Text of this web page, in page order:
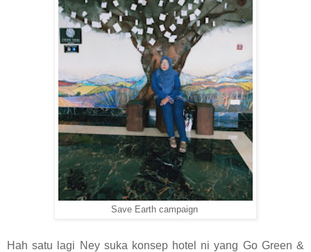
Save Earth campaign
Hah satu lagi Ney suka konsep hotel ni yang Go Green &